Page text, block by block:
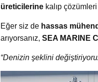
üreticilerine kalıp
Eğer siz de hassas
arıyorsanız, SEA MARINE
“Denizin şeklini